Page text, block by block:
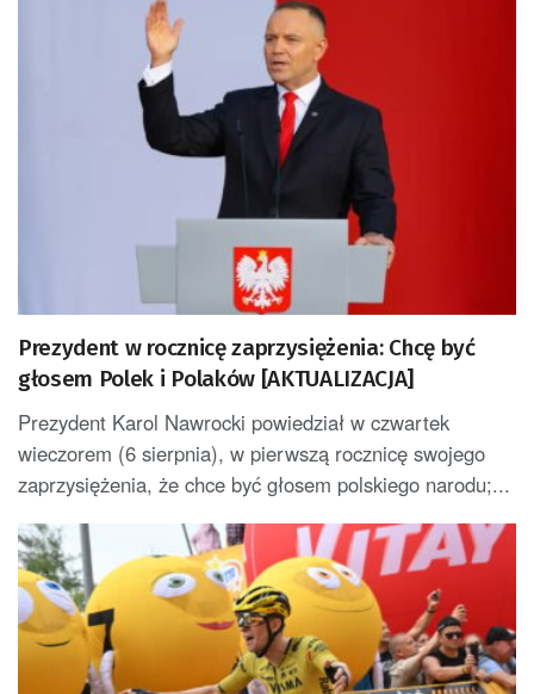
Prezydent w rocznicę zaprzysiężenia: Chcę być
głosem Polek i Polaków [AKTUALIZACJA]
Prezydent Karol Nawrocki powiedział w czwartek
wieczorem (6 sierpnia), w pierwszą rocznicę swojego
zaprzysiężenia, że chce być głosem polskiego narodu;...